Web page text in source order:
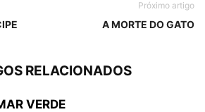
Próximo artigo
A MORTE DO GATO
RELACIONADOS
VERDE